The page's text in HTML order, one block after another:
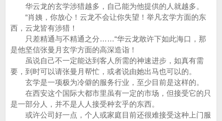
华云龙的玄学涉猎越多，自己能为他提供的人就越多。
“肖姨，你放心！云龙不会让你失望！举凡玄学方面的东
西，云龙皆有涉猎！
只差精通与不精通之分……“华云龙敢许下如此海口，那
是他坚信张曼月玄学方面的高深造诣！
虽说自己不一定能达到客人所需的神速进步，如真有需
要，到时可以请张曼月帮忙，或者说由她出马也可以的。
玄学是一项极为冷僻的服务行业，至少目前是这样的。
在西安这个国际大都市里虽有一定的市场，但接受它的只
是一部分人，并不是人人接受种玄乎的东西。
或许公司好一点，个人或家庭目前还很难接受这种上门服